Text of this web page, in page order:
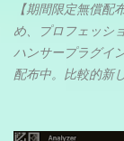
【期間限定無償
め、プロフェッシ
ハンサープラグイ
配布中。比較的新